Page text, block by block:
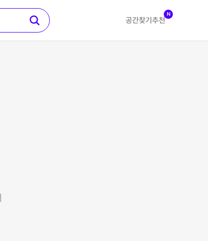
공간찾기 추천
N